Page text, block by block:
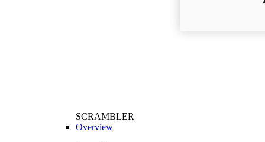
SCRAMBLER
Overview